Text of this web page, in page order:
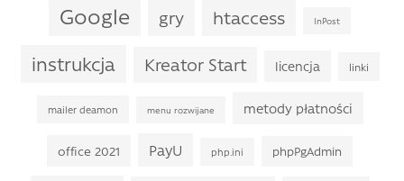
Google gry htaccess InPost
instrukcja Kreator Start licencja linki
mailer deamon menu rozwijane metody płatności
office 2021 PayU php.ini phpPgAdmin